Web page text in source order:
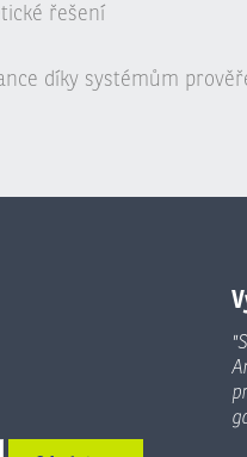
řešení
díky systémům